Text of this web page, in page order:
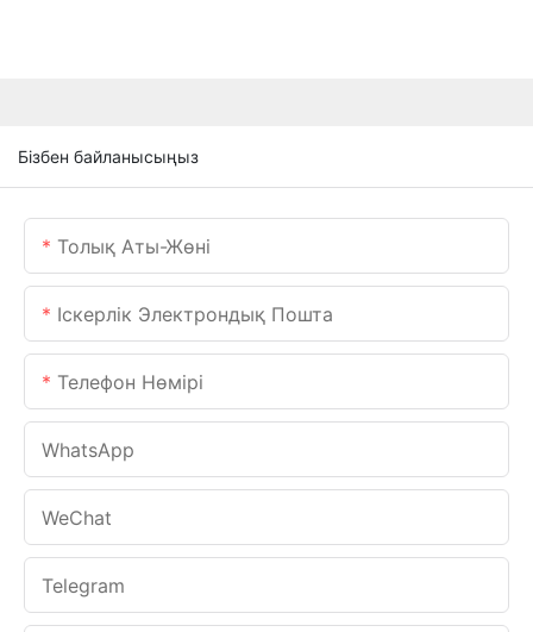
Бізбен байланысыңыз
Толық Аты-Жөні
Іскерлік Электрондық Пошта
Телефон Нөмірі
WhatsApp
WeChat
Telegram